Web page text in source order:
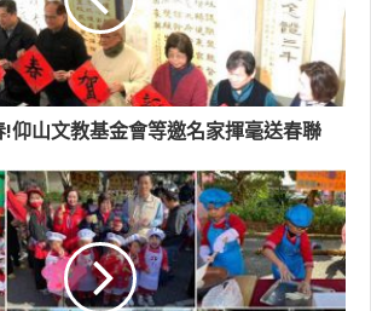
仰山文教基金會等邀名家揮毫送春聯